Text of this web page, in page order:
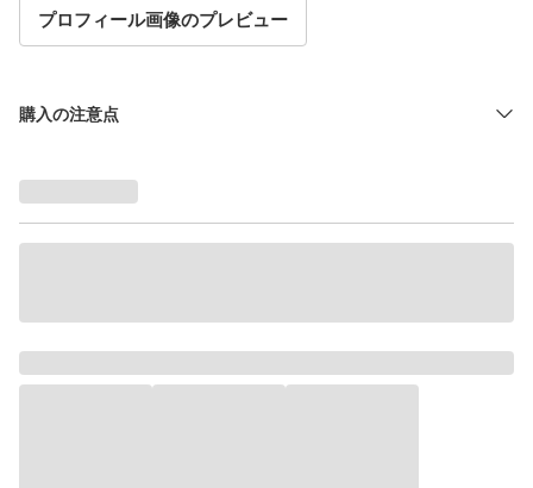
プロフィール画像のプレビュー
購入の注意点